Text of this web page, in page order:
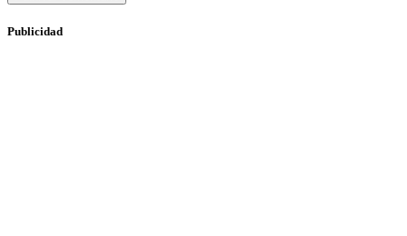
Publicidad